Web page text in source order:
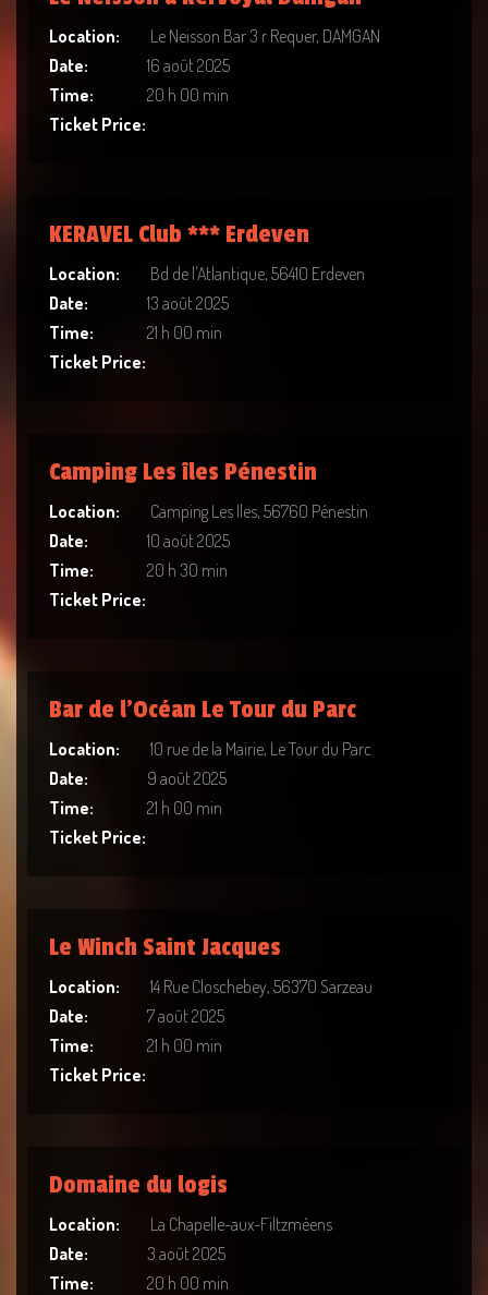
Location:
Le Neisson Bar 3 r Requer, DAMGAN
Date:
16 août 2025
Time:
20 h 00 min
Ticket Price:
KERAVEL Club *** Erdeven
Location:
Bd de l'Atlantique, 56410 Erdeven
Date:
13 août 2025
Time:
21 h 00 min
Ticket Price:
Camping Les îles Pénestin
Location:
Camping Les Iles, 56760 Pénestin
Date:
10 août 2025
Time:
20 h 30 min
Ticket Price:
Bar de l’Océan Le Tour du Parc
Location:
10 rue de la Mairie, Le Tour du Parc
Date:
9 août 2025
Time:
21 h 00 min
Ticket Price:
Le Winch Saint Jacques
Location:
14 Rue Closchebey, 56370 Sarzeau
Date:
7 août 2025
Time:
21 h 00 min
Ticket Price:
Domaine du logis
Location:
La Chapelle-aux-Filtzméens
Date:
3 août 2025
Time:
20 h 00 min